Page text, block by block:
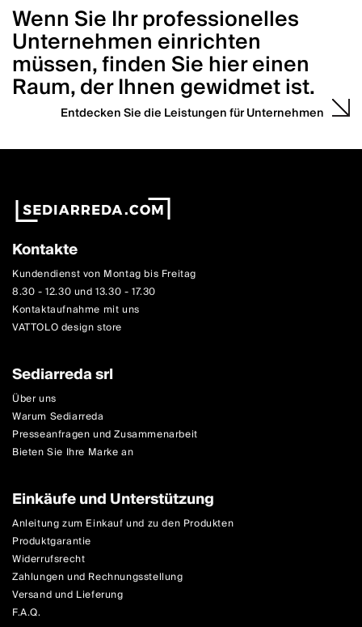
Wenn Sie Ihr professionelles
Unternehmen einrichten
müssen, finden Sie hier einen
Raum, der Ihnen gewidmet ist.
Entdecken Sie die Leistungen für Unternehmen
Kontakte
Kundendienst von Montag bis Freitag
8.30 - 12.30 und 13.30 - 17.30
Kontaktaufnahme mit uns
VATTOLO design store
Sediarreda srl
Über uns
Warum Sediarreda
Presseanfragen und Zusammenarbeit
Bieten Sie Ihre Marke an
Einkäufe und Unterstützung
Anleitung zum Einkauf und zu den Produkten
Produktgarantie
Widerrufsrecht
Zahlungen und Rechnungsstellung
Versand und Lieferung
F.A.Q.